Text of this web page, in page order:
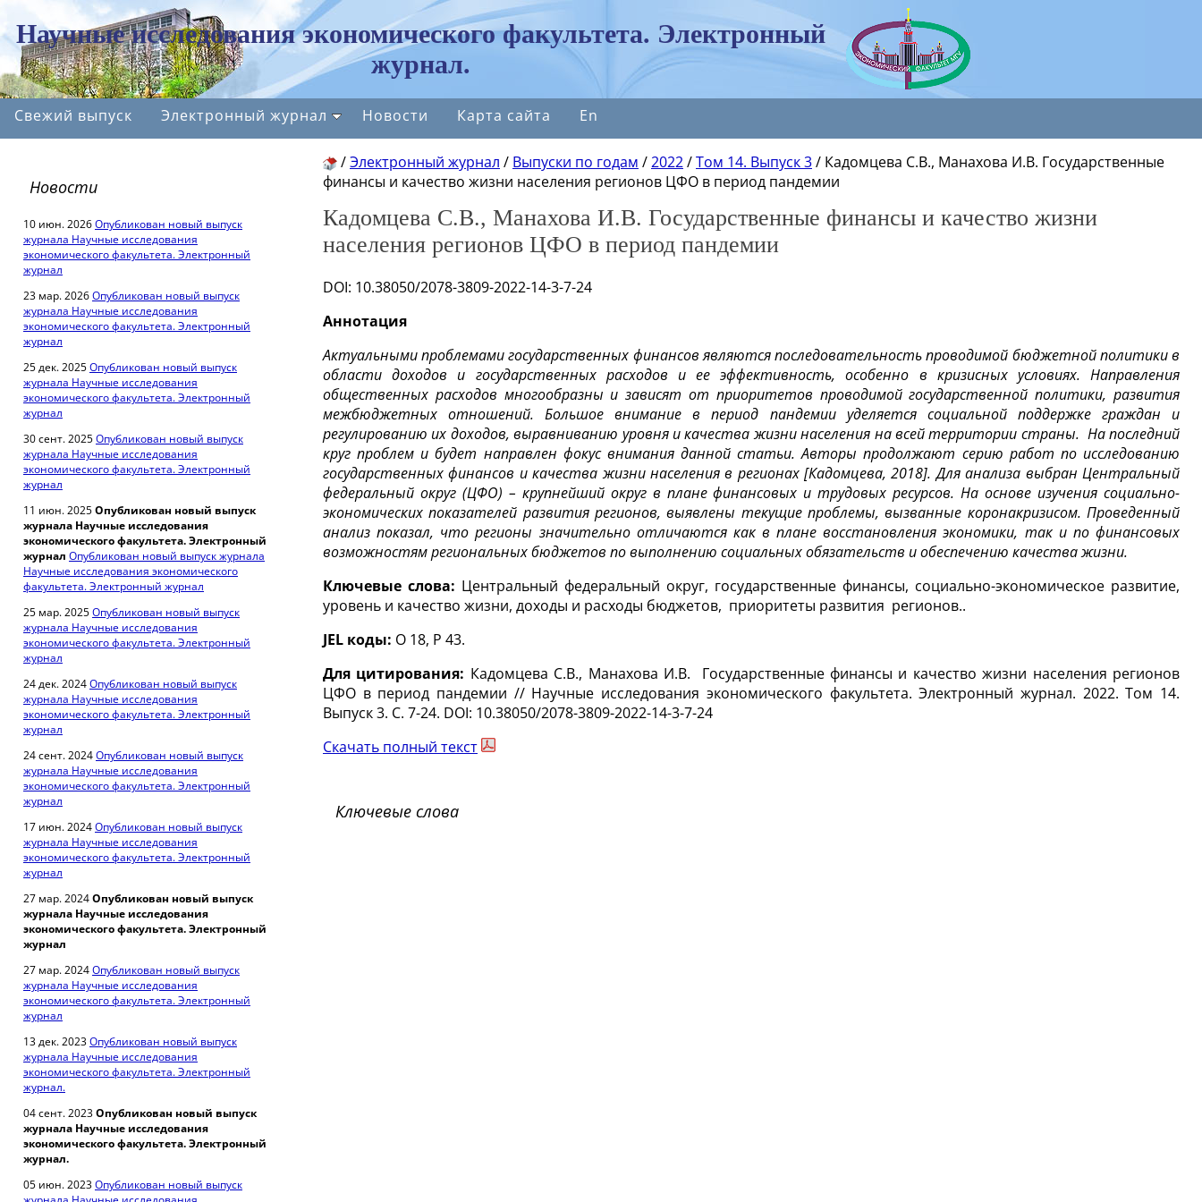
Научные исследования экономического факультета. Электронный
журнал.
Свежий выпуск Электронный журнал Новости Карта сайта En
Новости
10 июн. 2026Опубликован новый выпуск
журнала Научные исследования
экономического факультета. Электронный
журнал
23 мар. 2026Опубликован новый выпуск
журнала Научные исследования
экономического факультета. Электронный
журнал
25 дек. 2025Опубликован новый выпуск
журнала Научные исследования
экономического факультета. Электронный
журнал
30 сент. 2025Опубликован новый выпуск
журнала Научные исследования
экономического факультета. Электронный
журнал
11 июн. 2025Опубликован новый выпуск
журнала Научные исследования
экономического факультета. Электронный
журнал Опубликован новый выпуск журнала
Научные исследования экономического
факультета. Электронный журнал
25 мар. 2025Опубликован новый выпуск
журнала Научные исследования
экономического факультета. Электронный
журнал
24 дек. 2024Опубликован новый выпуск
журнала Научные исследования
экономического факультета. Электронный
журнал
24 сент. 2024Опубликован новый выпуск
журнала Научные исследования
экономического факультета. Электронный
журнал
17 июн. 2024Опубликован новый выпуск
журнала Научные исследования
экономического факультета. Электронный
журнал
27 мар. 2024Опубликован новый выпуск
журнала Научные исследования
экономического факультета. Электронный
журнал
27 мар. 2024Опубликован новый выпуск
журнала Научные исследования
экономического факультета. Электронный
журнал
13 дек. 2023Опубликован новый выпуск
журнала Научные исследования
экономического факультета. Электронный
журнал.
04 сент. 2023Опубликован новый выпуск
журнала Научные исследования
экономического факультета. Электронный
журнал.
05 июн. 2023Опубликован новый выпуск
/Электронный журнал / Выпуски по годам /2022/Том 14. Выпуск 3/ Кадомцева С.В., Манахова И.В. Государственные
финансы и качество жизни населения регионов ЦФО в период пандемии
Кадомцева С.В., Манахова И.В. Государственные финансы и качество жизни
населения регионов ЦФО в период пандемии
DOI: 10.38050/2078-3809-2022-14-3-7-24
Аннотация
Актуальными проблемами государственных финансов являются последовательность проводимой бюджетной политики в
области доходов и государственных расходов и ее эффективность, особенно в кризисных условиях. Направления
общественных расходов многообразны и зависят от приоритетов проводимой государственной политики, развития
межбюджетных отношений. Большое внимание в период пандемии уделяется социальной поддержке граждан и
регулированию их доходов, выравниванию уровня и качества жизни населения на всей территории страны. На последний
круг проблем и будет направлен фокус внимания данной статьи. Авторы продолжают серию работ по исследованию
государственных финансов и качества жизни населения в регионах [Кадомцева, 2018]. Для анализа выбран Центральный
федеральный округ (ЦФО) – крупнейший округ в плане финансовых и трудовых ресурсов. На основе изучения социально-
экономических показателей развития регионов, выявлены текущие проблемы, вызванные коронакризисом. Проведенный
анализ показал, что регионы значительно отличаются как в плане восстановления экономики, так и по финансовых
возможностям региональных бюджетов по выполнению социальных обязательств и обеспечению качества жизни.
Ключевые слова: Центральный федеральный округ, государственные финансы, социально-экономическое развитие,
уровень и качество жизни, доходы и расходы бюджетов, приоритеты развития регионов..
JEL коды: O 18, P 43.
Для цитирования: Кадомцева С.В., Манахова И.В. Государственные финансы и качество жизни населения регионов
ЦФО в период пандемии // Научные исследования экономического факультета. Электронный журнал. 2022. Том 14.
Выпуск 3. С. 7-24. DOI: 10.38050/2078-3809-2022-14-3-7-24
Скачать полный текст
Ключевые слова